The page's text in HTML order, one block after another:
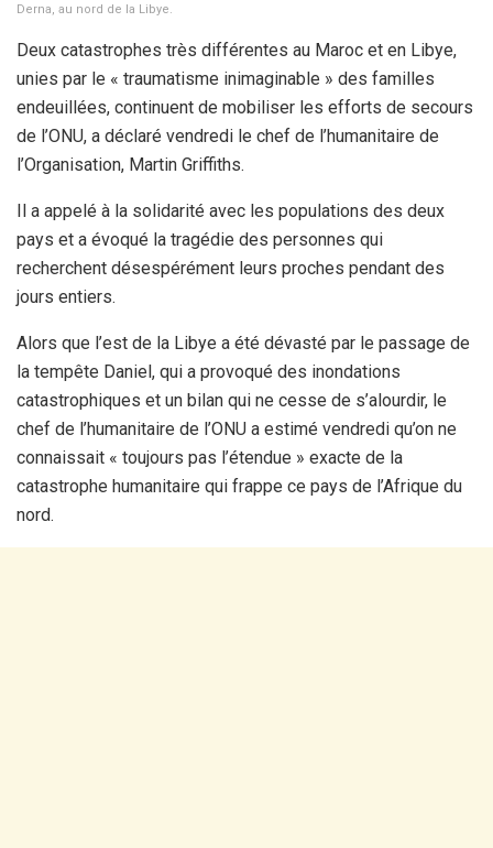
Derna, au nord de la Libye.
Deux catastrophes très différentes au Maroc et en Libye,
unies par le « traumatisme inimaginable » des familles
endeuillées, continuent de mobiliser les efforts de secours
de l’ONU, a déclaré vendredi le chef de l’humanitaire de
l’Organisation, Martin Griffiths.
Il a appelé à la solidarité avec les populations des deux
pays et a évoqué la tragédie des personnes qui
recherchent désespérément leurs proches pendant des
jours entiers.
Alors que l’est de la Libye a été dévasté par le passage de
la tempête Daniel, qui a provoqué des inondations
catastrophiques et un bilan qui ne cesse de s’alourdir, le
chef de l’humanitaire de l’ONU a estimé vendredi qu’on ne
connaissait « toujours pas l’étendue » exacte de la
catastrophe humanitaire qui frappe ce pays de l’Afrique du
nord.